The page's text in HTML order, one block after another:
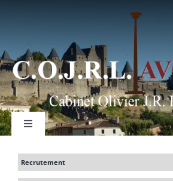
Toggle
Recrutement